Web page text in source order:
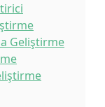
Geliştirme